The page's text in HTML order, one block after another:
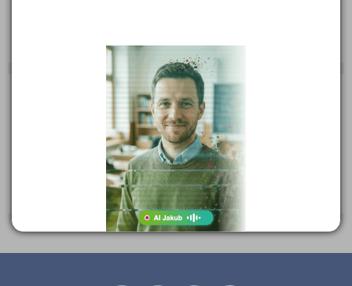
Zobrazení detailu tento měsíc: 0